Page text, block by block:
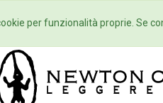
Home Autori
per funzionalità proprie. Se